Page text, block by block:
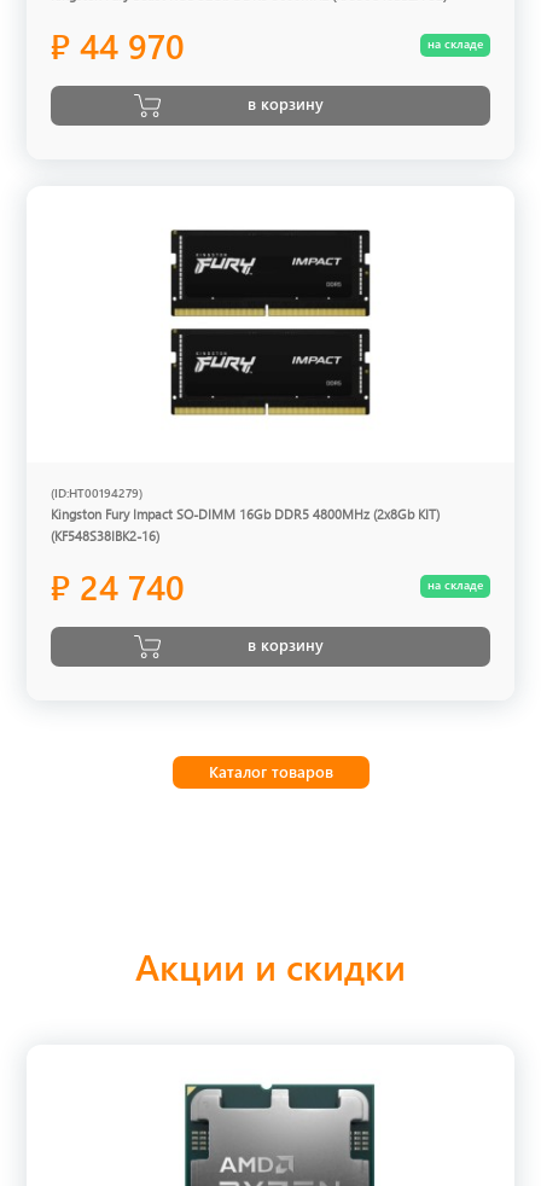
₽ 44 970 на складе
в корзину
(ID:HT00194279)
Kingston Fury Impact SO-DIMM 16Gb DDR5 4800MHz (2x8Gb KIT)
(KF548S38IBK2-16)
₽ 24 740 на складе
в корзину
Каталог товаров
Акции и скидки